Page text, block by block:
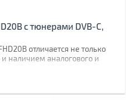
с тюнерами DVB-C,
отличается не только
наличием аналогового и